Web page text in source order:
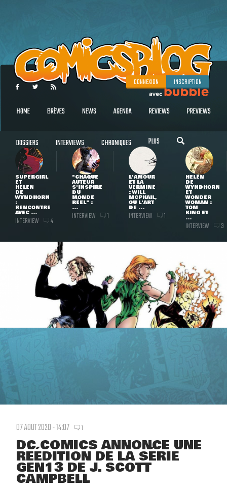
CONNEXION INSCRIPTION
HOME BRÈVES NEWS AGENDA REVIEWS PREVIEWS
DOSSIERS INTERVIEWS CHRONIQUES PLUS
SUPERGIRL
ET
HELEN
DE
WYNDHORN
:
RENCONTRE
AVEC ...
INTERVIEW 4
"CHAQUE
AUTEUR
S'INSPIRE
DU
MONDE
RÉEL" :
...
INTERVIEW 1
L'AMOUR
ET LA
VERMINE
: WILL
MCPHAIL,
OU L'ART
DE ...
INTERVIEW 1
HELEN
DE
WYNDHORN
ET
WONDER
WOMAN :
TOM
KING ET
...
INTERVIEW 3
07 AOUT 2020 - 14:07 1
DC COMICS ANNONCE UNE
RÉÉDITION DE LA SÉRIE
GEN13 DE J. SCOTT
CAMPBELL